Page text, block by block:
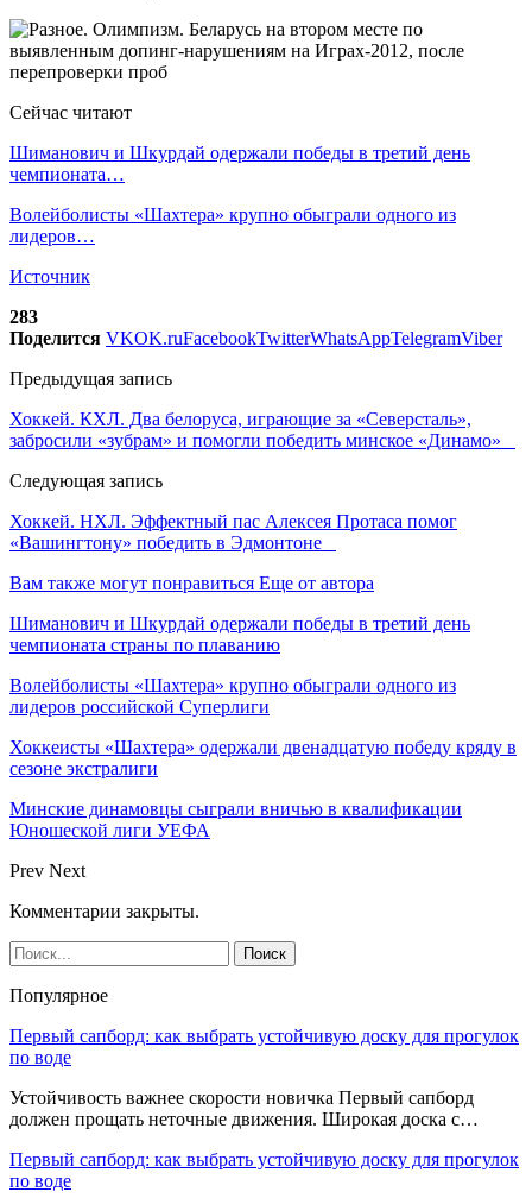
Сейчас читают
Шиманович и Шкурдай одержали победы в третий день
чемпионата…
Волейболисты «Шахтера» крупно обыграли одного из
лидеров…
Источник
283
Поделится VKOK.ruFacebookTwitterWhatsAppTelegramViber
Предыдущая запись
Хоккей. КХЛ. Два белоруса, играющие за «Северсталь»,
забросили «зубрам» и помогли победить минское «Динамо»
Следующая запись
Хоккей. НХЛ. Эффектный пас Алексея Протаса помог
«Вашингтону» победить в Эдмонтоне
Вам также могут понравиться Еще от автора
Шиманович и Шкурдай одержали победы в третий день
чемпионата страны по плаванию
Волейболисты «Шахтера» крупно обыграли одного из
лидеров российской Суперлиги
Хоккеисты «Шахтера» одержали двенадцатую победу кряду в
сезоне экстралиги
Минские динамовцы сыграли вничью в квалификации
Юношеской лиги УЕФА
Prev Next
Комментарии закрыты.
Популярное
Первый сапборд: как выбрать устойчивую доску для прогулок
по воде
Устойчивость важнее скорости новичка Первый сапборд
должен прощать неточные движения. Широкая доска с…
Первый сапборд: как выбрать устойчивую доску для прогулок
по воде